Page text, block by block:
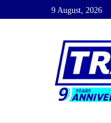
9 August, 2026